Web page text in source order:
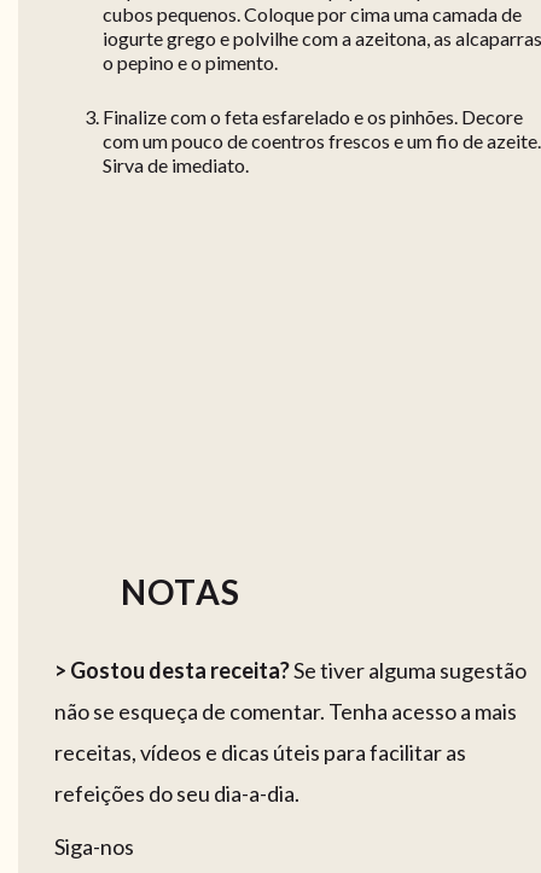
cubos pequenos. Coloque por cima uma camada de
iogurte grego e polvilhe com a azeitona, as
o pepino e o pimento.
Finalize com o feta esfarelado e os pinhões. Decore
com um pouco de coentros frescos e um fio de azeite.
Sirva de imediato.
NOTAS
> Gostou desta receita?Se tiver alguma sugestão
não se esqueça de comentar. Tenha acesso a mais
receitas, vídeos e dicas úteis para facilitar as
refeições do seu dia-a-dia.
Siga-nos